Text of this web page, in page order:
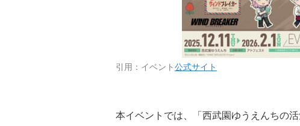
引用：イベント公式サイト
本イベントでは、「西武園ゆうえんちの